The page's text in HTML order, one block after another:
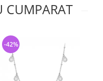
CUMPARAT
-42%